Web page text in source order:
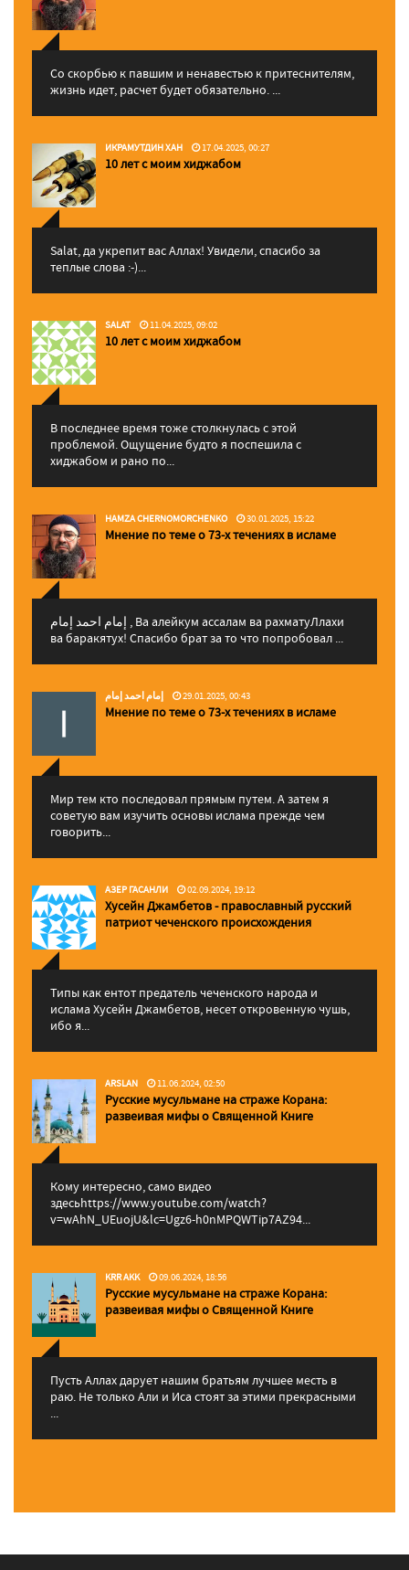
Со скорбью к павшим и ненавестью к притеснителям,
жизнь идет, расчет будет обязательно. ...
ИКРАМУТДИН ХАН 17.04.2025, 00:27
10 лет с моим хиджабом
Salat, да укрепит вас Аллаx! Увидели, спасибо за
теплые слова :-)...
SALAT 11.04.2025, 09:02
10 лет с моим хиджабом
В последнее время тоже столкнулась с этой
проблемой. Ощущение будто я поспешила с
хиджабом и рано по...
HAMZA CHERNOMORCHENKO 30.01.2025, 15:22
Мнение по теме о 73-х течениях в исламе
إمام احمد إمام , Ва алейкум ассалам ва рахматуЛлахи
ва баракятух! Спасибо брат за то что попробовал ...
إمام احمد إمام 29.01.2025, 00:43
Мнение по теме о 73-х течениях в исламе
Мир тем кто последовал прямым путем. А затем я
советую вам изучить основы ислама прежде чем
говорить...
АЗЕР ГАСАНЛИ 02.09.2024, 19:12
Хусейн Джамбетов - православный русский
патриот чеченского происхождения
Типы как ентот предатель чеченского народа и
ислама Хусейн Джамбетов, несет откровенную чушь,
ибо я...
ARSLAN 11.06.2024, 02:50
Русские мусульмане на страже Корана:
pазвеивая мифы о Священной Книге
Кому интересно, само видео
здесьhttps://www.youtube.com/watch?
v=wAhN_UEuojU&lc=Ugz6-h0nMPQWTip7AZ94...
KRR AKK 09.06.2024, 18:56
Русские мусульмане на страже Корана:
pазвеивая мифы о Священной Книге
Пусть Аллах дарует нашим братьям лучшее месть в
раю. Не только Али и Иса стоят за этими прекрасными
...